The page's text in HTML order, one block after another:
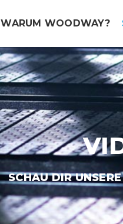
WARUM WOODWAY?
SCHAU DIR